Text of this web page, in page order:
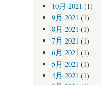
10月 2021 (1)
9月 2021 (1)
8月 2021 (1)
7月 2021 (1)
6月 2021 (1)
5月 2021 (1)
4月 2021 (1)